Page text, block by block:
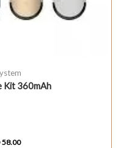
Kit 360mAh
58.00